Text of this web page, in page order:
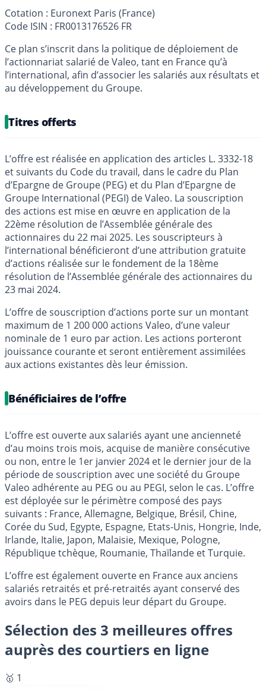
Cotation : Euronext Paris (France)
Code ISIN : FR0013176526 FR
Ce plan s’inscrit dans la politique de déploiement de
l’actionnariat salarié de Valeo, tant en France qu’à
l’international, afin d’associer les salariés aux résultats et
au développement du Groupe.
Titres offerts
L’offre est réalisée en application des articles L. 3332-18
et suivants du Code du travail, dans le cadre du Plan
d’Epargne de Groupe (PEG) et du Plan d’Epargne de
Groupe International (PEGI) de Valeo. La souscription
des actions est mise en œuvre en application de la
22ème résolution de l’Assemblée générale des
actionnaires du 22 mai 2025. Les souscripteurs à
l’international bénéficieront d’une attribution gratuite
d’actions réalisée sur le fondement de la 18ème
résolution de l’Assemblée générale des actionnaires du
23 mai 2024.
L’offre de souscription d’actions porte sur un montant
maximum de 1 200 000 actions Valeo, d’une valeur
nominale de 1 euro par action. Les actions porteront
jouissance courante et seront entièrement assimilées
aux actions existantes dès leur émission.
Bénéficiaires de l’offre
L’offre est ouverte aux salariés ayant une ancienneté
d’au moins trois mois, acquise de manière consécutive
ou non, entre le 1er janvier 2024 et le dernier jour de la
période de souscription avec une société du Groupe
Valeo adhérente au PEG ou au PEGI, selon le cas. L’offre
est déployée sur le périmètre composé des pays
suivants : France, Allemagne, Belgique, Brésil, Chine,
Corée du Sud, Egypte, Espagne, Etats-Unis, Hongrie, Inde,
Irlande, Italie, Japon, Malaisie, Mexique, Pologne,
République tchèque, Roumanie, Thaïlande et Turquie.
L’offre est également ouverte en France aux anciens
salariés retraités et pré-retraités ayant conservé des
avoirs dans le PEG depuis leur départ du Groupe.
Sélection des 3 meilleures offres
auprès des courtiers en ligne
🥇 1